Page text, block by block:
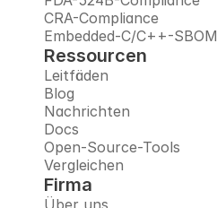
CRA-Compliance
Embedded-C/C++-SBOM
Ressourcen
Leitfäden
Blog
Nachrichten
Docs
Open-Source-Tools
Vergleichen
Firma
Über uns